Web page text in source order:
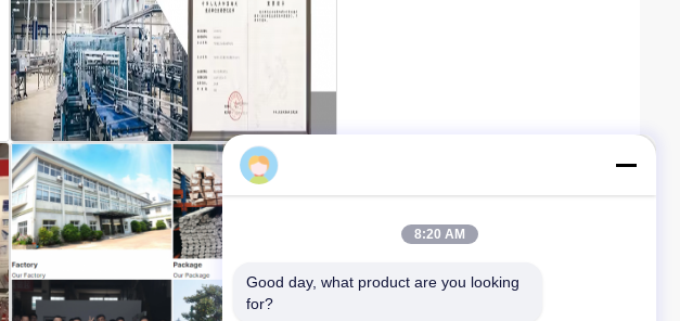
8:20 AM
Good day, what product are you looking
for?